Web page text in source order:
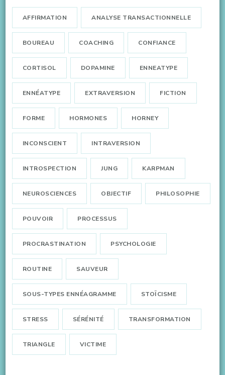
AFFIRMATION ANALYSE TRANSACTIONNELLE
BOUREAU COACHING CONFIANCE
CORTISOL DOPAMINE ENNEATYPE
ENNÉATYPE EXTRAVERSION FICTION
FORME HORMONES HORNEY
INCONSCIENT INTRAVERSION
INTROSPECTION JUNG KARPMAN
NEUROSCIENCES OBJECTIF PHILOSOPHIE
POUVOIR PROCESSUS
PROCRASTINATION PSYCHOLOGIE
ROUTINE SAUVEUR
SOUS-TYPES ENNÉAGRAMME STOÏCISME
STRESS SÉRÉNITÉ TRANSFORMATION
TRIANGLE VICTIME